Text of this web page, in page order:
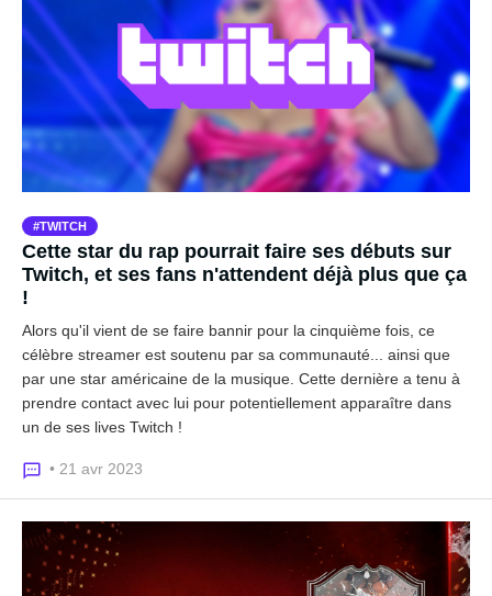
TWITCH
Cette star du rap pourrait faire ses débuts sur
Twitch, et ses fans n'attendent déjà plus que ça
!
Alors qu'il vient de se faire bannir pour la cinquième fois, ce
célèbre streamer est soutenu par sa communauté... ainsi que
par une star américaine de la musique. Cette dernière a tenu à
prendre contact avec lui pour potentiellement apparaître dans
un de ses lives Twitch !
• 21 avr 2023